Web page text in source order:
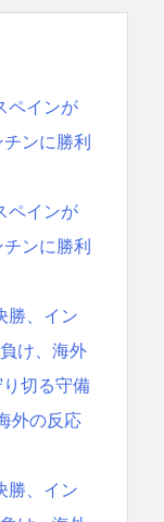
ペインが
ンに勝利
ペインが
ンに勝利
勝、イン
け、海外
切る守備
外の反応
勝、イン